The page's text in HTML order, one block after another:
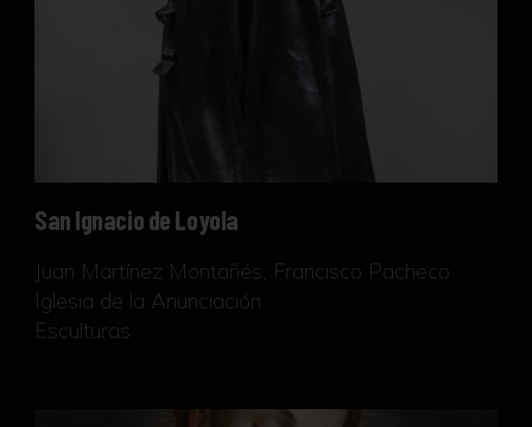
San Ignacio de Loyola
Juan Martínez Montañés, Francisco Pacheco
Iglesia de la Anunciación
Esculturas
Virgen Anunciada